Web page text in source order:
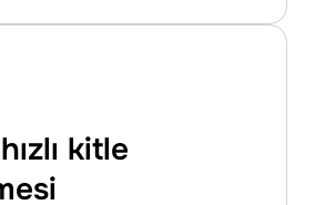
kitle